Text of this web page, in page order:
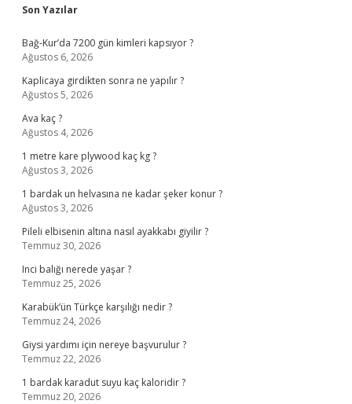
Sidebar
Son Yazılar
Bağ-Kur’da 7200 gün kimleri kapsıyor ?
Ağustos 6, 2026
Kaplicaya girdikten sonra ne yapılır ?
Ağustos 5, 2026
Ava kaç ?
Ağustos 4, 2026
1 metre kare plywood kaç kg ?
Ağustos 3, 2026
1 bardak un helvasına ne kadar şeker konur ?
Ağustos 3, 2026
Pileli elbisenin altına nasıl ayakkabı giyilir ?
Temmuz 30, 2026
Inci balığı nerede yaşar ?
Temmuz 25, 2026
Karabük’ün Türkçe karşılığı nedir ?
Temmuz 24, 2026
Giysi yardımı için nereye başvurulur ?
Temmuz 22, 2026
1 bardak karadut suyu kaç kaloridir ?
Temmuz 20, 2026